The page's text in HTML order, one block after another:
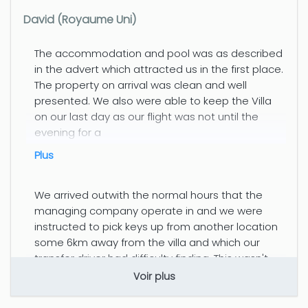
David (Royaume Uni)
The accommodation and pool was as described
in the advert which attracted us in the first place.
The property on arrival was clean and well
presented. We also were able to keep the Villa
on our last day as our flight was not until the
evening for a
plus
We arrived outwith the normal hours that the
managing company operate in and we were
instructed to pick keys up from another location
some 6km away from the villa and which our
transfer driver had difficulty finding. This wasn't
the annoying element
plus
Voir plus